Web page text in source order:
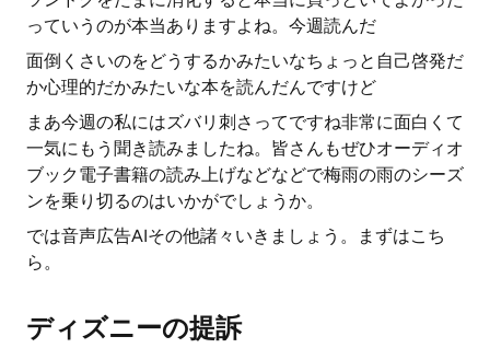
っていうのが本当ありますよね。今週読んだ
面倒くさいのをどうするかみたいなちょっと自己啓発だ
か心理的だかみたいな本を読んだんですけど
まあ今週の私にはズバリ刺さってですね非常に面白くて
一気にもう聞き読みましたね。皆さんもぜひオーディオ
ブック電子書籍の読み上げなどなどで梅雨の雨のシーズ
ンを乗り切るのはいかがでしょうか。
では音声広告AIその他諸々いきましょう。まずはこち
ら。
ディズニーの提訴